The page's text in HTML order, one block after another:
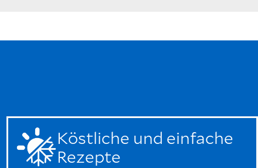
Köstliche und einfache
Rezepte